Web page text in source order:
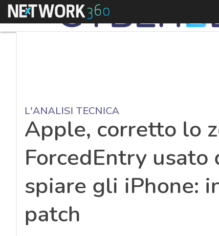
Menu
L'ANALISI TECNICA
Apple, corretto lo
ForcedEntry usato
spiare gli iPhone:
patch